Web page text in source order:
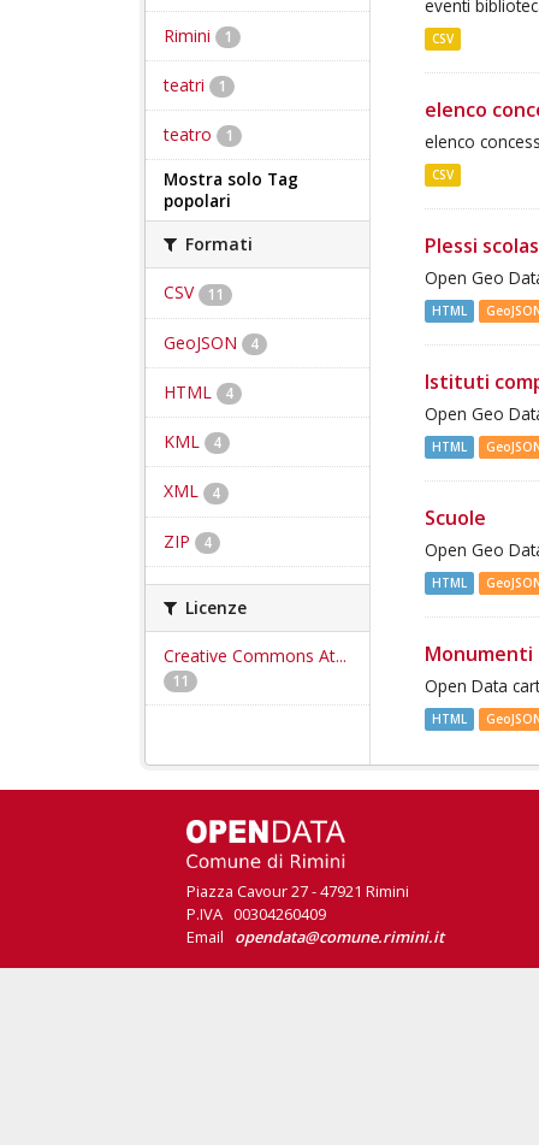
Rimini 1
teatri 1
teatro 1
Mostra solo Tag
popolari
Formati
CSV 11
GeoJSON 4
HTML 4
KML 4
XML 4
ZIP 4
Licenze
Creative Commons At...
11
eventi
CSV
elenco
elenco
CSV
Plessi
Open Geo
HTML
Istituti
Open Geo
HTML
Scuole
Open Geo
HTML
Monumenti
Open Data
HTML
Piazza Cavour 27 - 47921 Rimini
P.IVA 00304260409
Email opendata@comune.rimini.it